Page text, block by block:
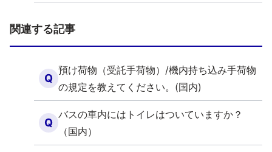
関連する記事
Q
預け荷物（受託手荷物）/機内持ち込み手荷物
の規定を教えてください。(国内)
Q
バスの車内にはトイレはついていますか？
（国内）